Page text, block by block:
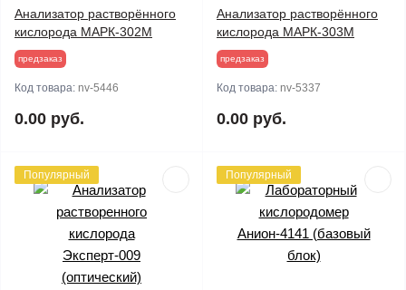
Анализатор растворённого
кислорода МАРК-302М
предзаказ
Код товара: nv-5446
0.00 руб.
Анализатор растворённого
кислорода МАРК-303М
предзаказ
Код товара: nv-5337
0.00 руб.
Популярный Популярный